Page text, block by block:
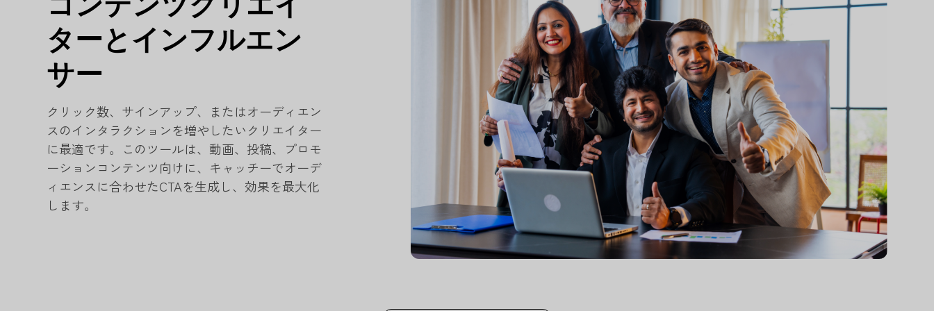
ターとインフルエン
サー
クリック数、サインアップ、またはオーディエン
スのインタラクションを増やしたいクリエイター
に最適です。このツールは、動画、投稿、プロモ
ーションコンテンツ向けに、キャッチーでオーデ
ィエンスに合わせたCTAを生成し、効果を最大化
します。